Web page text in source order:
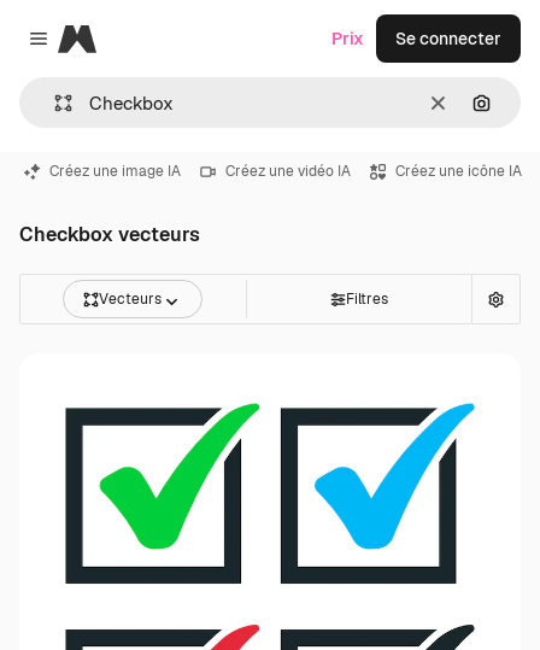
Close menu
Magnific
Effacer
Prix Se connecter
Créez une image IA Créez une vidéo IA Créez une icône IA
Checkbox vecteurs
Vecteurs Filtres